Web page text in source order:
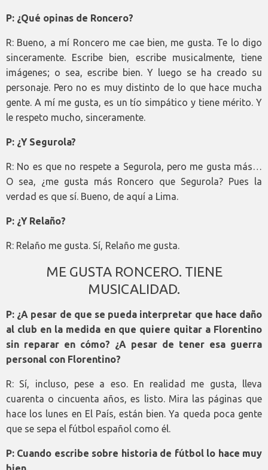
P: ¿Qué opinas de Roncero?
R: Bueno, a mí Roncero me cae bien, me gusta. Te lo digo
sinceramente. Escribe bien, escribe musicalmente, tiene
imágenes; o sea, escribe bien. Y luego se ha creado su
personaje. Pero no es muy distinto de lo que hace mucha
gente. A mí me gusta, es un tío simpático y tiene mérito. Y
le respeto mucho, sinceramente.
P: ¿Y Segurola?
R: No es que no respete a Segurola, pero me gusta más…
O sea, ¿me gusta más Roncero que Segurola? Pues la
verdad es que sí. Bueno, de aquí a Lima.
P: ¿Y Relaño?
R: Relaño me gusta. Sí, Relaño me gusta.
ME GUSTA RONCERO. TIENE
MUSICALIDAD.
P: ¿A pesar de que se pueda interpretar que hace daño
al club en la medida en que quiere quitar a Florentino
sin reparar en cómo? ¿A pesar de tener esa guerra
personal con Florentino?
R: Sí, incluso, pese a eso. En realidad me gusta, lleva
cuarenta o cincuenta años, es listo. Mira las páginas que
hace los lunes en El País, están bien. Ya queda poca gente
que se sepa el fútbol español como él.
P: Cuando escribe sobre historia de fútbol lo hace muy